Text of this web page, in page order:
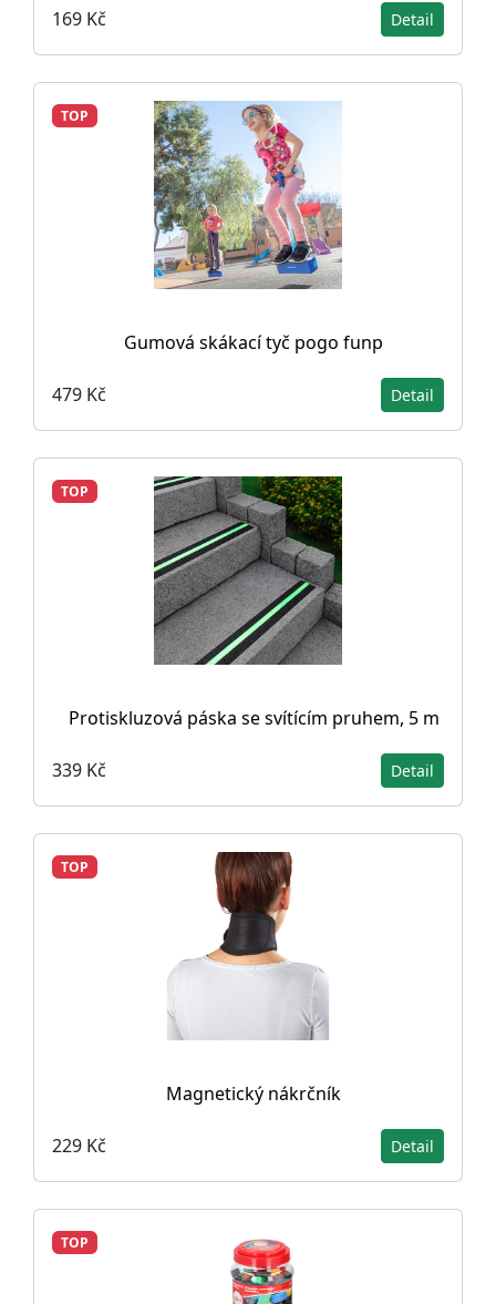
169 Kč Detail
TOP
Gumová skákací tyč pogo funp
479 Kč Detail
TOP
Protiskluzová páska se svítícím pruhem, 5 m
339 Kč Detail
TOP
Magnetický nákrčník
229 Kč Detail
TOP